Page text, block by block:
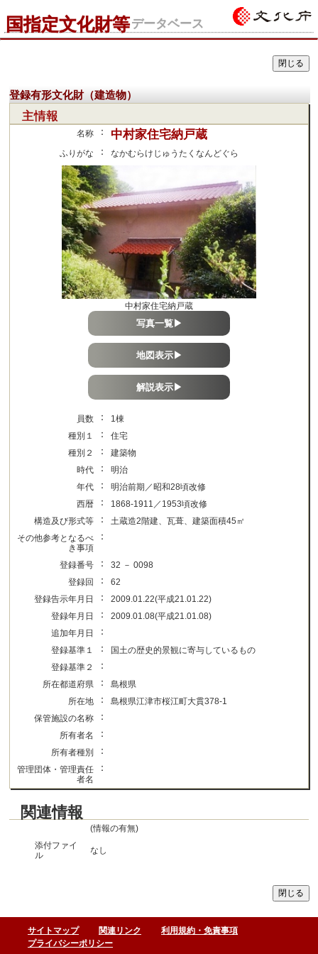
国指定文化財等データベース
登録有形文化財（建造物）
主情報
名称 ： 中村家住宅納戸蔵
ふりがな ： なかむらけじゅうたくなんどぐら
中村家住宅納戸蔵
写真一覧▶
地図表示▶
解説表示▶
員数 ：
1棟
種別１
：
住宅
種別２
：
建築物
時代
：
明治
年代
：
明治前期／昭和28頃改修
西暦
：
1868-1911／1953頃改修
構造及び形式等
：
土蔵造2階建、瓦葺、建築面積45㎡
その他参考となるべ
き事項
：
登録番号 ：
32 － 0098
登録回
：
62
登録告示年月日
：
2009.01.22(平成21.01.22)
登録年月日
：
2009.01.08(平成21.01.08)
追加年月日
：
登録基準１ ：
国土の歴史的景観に寄与しているもの
登録基準２
：
所在都道府県 ：
島根県
所在地
：
島根県江津市桜江町大貫378-1
保管施設の名称
：
所有者名 ：
所有者種別 ：
管理団体・管理責任
者名
：
関連情報
(情報の有無)
添付ファイ
ル
なし
サイトマップ 関連リンク
利用規約・免責事項
プライバシーポリシー